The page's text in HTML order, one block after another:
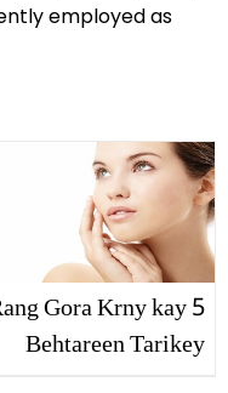
employed as
Gora Krny kay 5
Behtareen Tarikey